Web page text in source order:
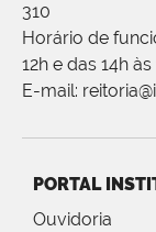
310
Horário de
12h e das 14h às
E-mail:
PORTAL
Ouvidoria